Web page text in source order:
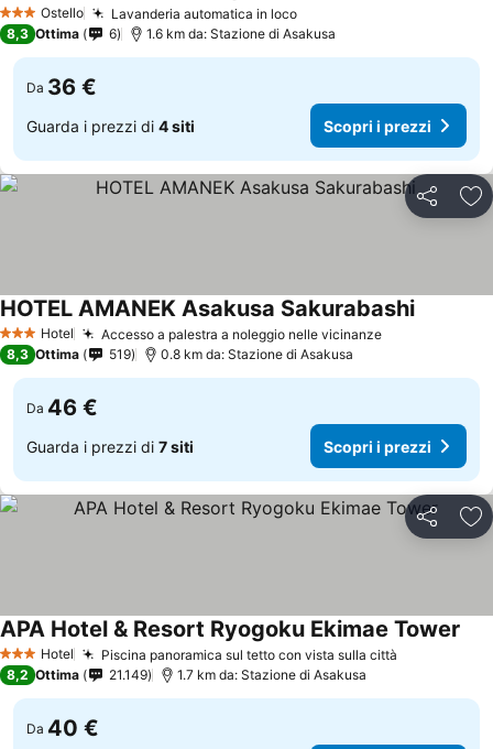
3 StelleOstello Lavanderia automatica in loco
8,3 Ottima 6 1.6 km da: Stazione di Asakusa
Da 36 €
Guarda i prezzi di 4 siti Scopri i prezzi
Condividi
3 StelleHotel Accesso a palestra a noleggio nelle vicinanze
HOTEL AMANEK Asakusa Sakurabashi
8,3 Ottima 519 0.8 km da: Stazione di Asakusa
Da 46 €
Guarda i prezzi di 7 siti Scopri i prezzi
Condividi
3 StelleHotel Piscina panoramica sul tetto con vista sulla città
APA Hotel & Resort Ryogoku Ekimae Tower
8,2 Ottima 21.149 1.7 km da: Stazione di Asakusa
Da 40 €